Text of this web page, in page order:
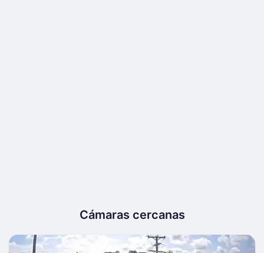
Cámaras cercanas